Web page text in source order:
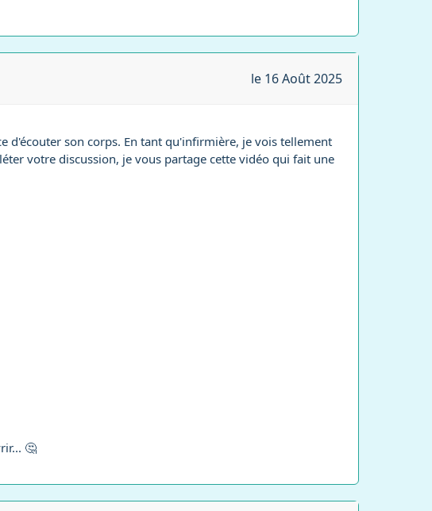
le 16 Août 2025
d'écouter son corps. En tant qu'infirmière, je vois tellement
votre discussion, je vous partage cette vidéo qui fait une
🤔